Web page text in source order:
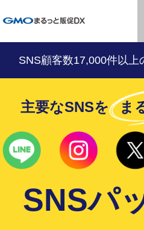
SNS顧客数17,000件以上
主要なSNSを ま
SNSパ